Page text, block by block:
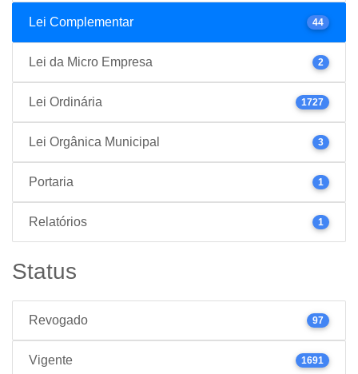
Lei Complementar 44
Lei da Micro Empresa 2
Lei Ordinária 1727
Lei Orgânica Municipal 3
Portaria 1
Relatórios 1
Status
Revogado 97
Vigente 1691